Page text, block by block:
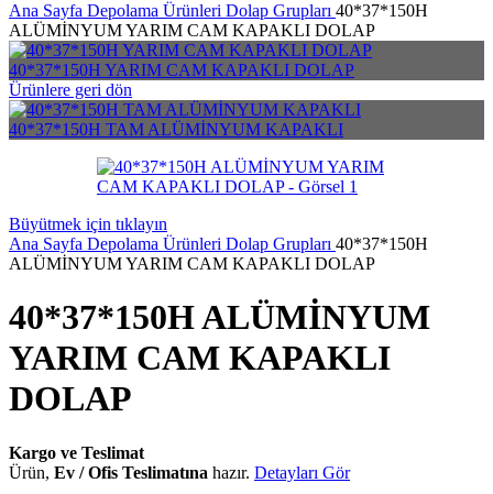
Ana Sayfa Depolama Ürünleri Dolap Grupları 40*37*150H
ALÜMİNYUM YARIM CAM KAPAKLI DOLAP
40*37*150H YARIM CAM KAPAKLI DOLAP
Ürünlere geri dön
40*37*150H TAM ALÜMİNYUM KAPAKLI
Büyütmek için tıklayın
Ana Sayfa Depolama Ürünleri Dolap Grupları 40*37*150H
ALÜMİNYUM YARIM CAM KAPAKLI DOLAP
40*37*150H ALÜMİNYUM
YARIM CAM KAPAKLI
DOLAP
Kargo ve Teslimat
Ürün, Ev / Ofis Teslimatına hazır. Detayları Gör